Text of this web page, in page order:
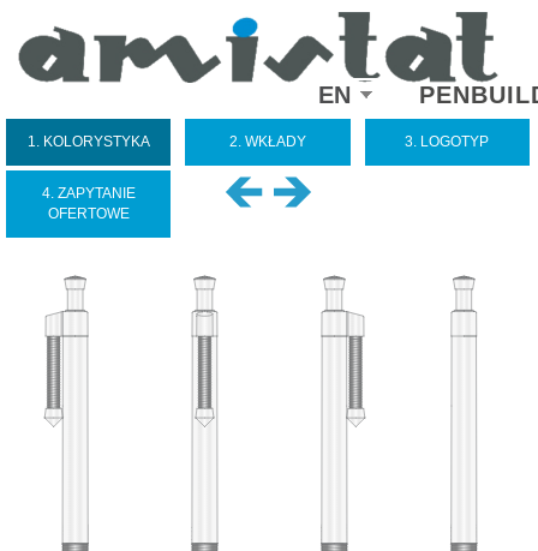
Select
yourEN
1. KOLORYSTYKA 2. WKŁADY 3. LOGOTYP
4. ZAPYTANIE
OFERTOWE